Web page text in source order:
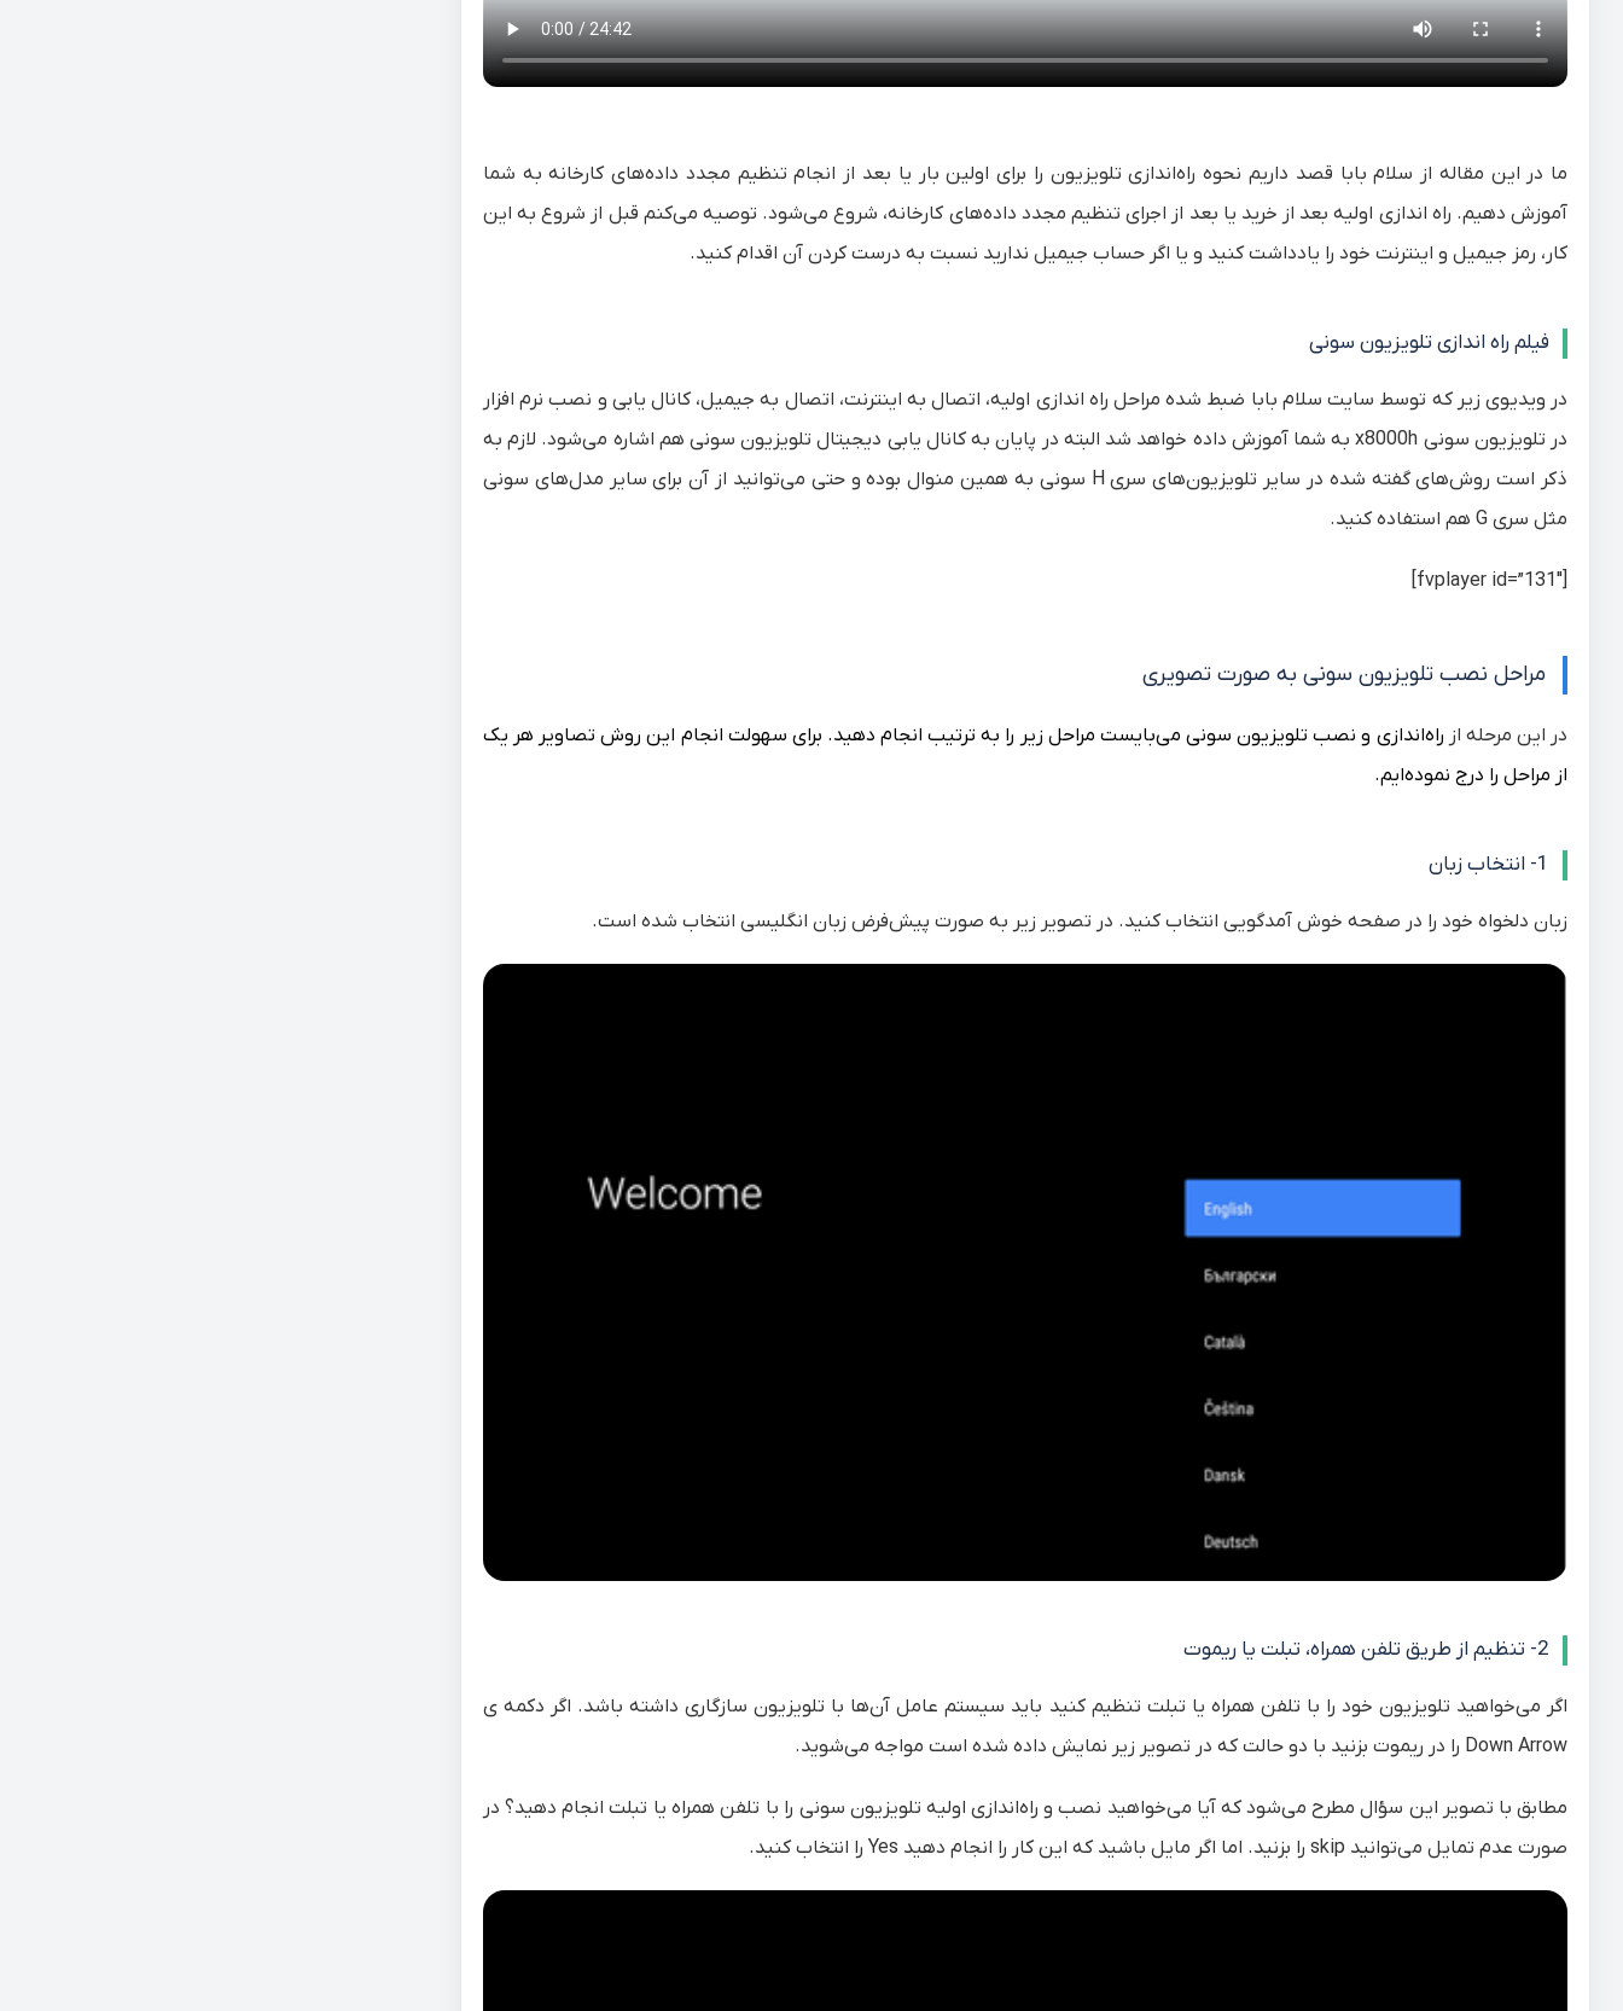
ما در این مقاله از سلام‌ بابا قصد داریم نحوه راه‌اندازی تلویزیون را برای اولین بار یا بعد از انجام تنظیم مجدد داده‌های کارخانه به شما
آموزش دهیم. راه اندازی اولیه بعد از خرید یا بعد از اجرای تنظیم مجدد داده‌‌های کارخانه، شروع می‌شود. توصیه می‌کنم قبل از شروع به این
کار، رمز جیمیل و اینترنت خود را یادداشت کنید و یا اگر حساب جیمیل ندارید نسبت به درست کردن آن اقدام کنید.
فیلم راه اندازی تلویزیون سونی
در ویدیوی زیر که توسط سایت سلام بابا ضبط شده مراحل راه اندازی اولیه، اتصال به اینترنت، اتصال به جیمیل،کانال یابی و نصب نرم افزار
در تلویزیون سونی x8000h به شما آموزش داده خواهد شد البته در پایان به
کانال یابی دیجیتال تلویزیون سونیهم اشاره می‌شود. لازم به
ذکر است روش‌های گفته شده در سایر تلویزیون‌های سری H سونی به همین منوال بوده و حتی می‌توانید از آن برای سایر مدل‌های سونی
مثل سری G هم استفاده کنید.
[fvplayer id=”131″]
مراحل نصب تلویزیون سونی به صورت تصویری
در این مرحله از راه‌اندازی و نصب تلویزیون سونیمی‌بایست مراحل زیر را به ترتیب انجام دهید. برای سهولت انجام این روش تصاویر هر یک
از مراحل را درج نموده‌ایم.
1- انتخاب زبان
زبان دلخواه خود را در صفحه خوش آمدگویی انتخاب کنید. در تصویر زیر به صورت پیش‌فرض زبان انگلیسی انتخاب شده است.
2- تنظیم از طریق تلفن همراه، تبلت یا ریموت
اگر می‌خواهید تلویزیون خود را با تلفن همراه یا تبلت تنظیم کنید باید سیستم عامل آن‌‌ها با تلویزیون سازگاری داشته باشد. اگر دکمه ی
Down Arrow را در ریموت بزنید با دو حالت که در تصویر زیر نمایش داده شده است مواجه می‌شوید.
مطابق با تصویر این سؤال مطرح می‌شود که آیا می‌خواهید نصب و راه‌اندازی اولیه تلویزیون سونی را با تلفن همراه یا تبلت انجام دهید؟ در
صورت عدم تمایل می‌توانید skip را بزنید. اما اگر مایل باشید که این کار را انجام دهید Yes را انتخاب کنید.